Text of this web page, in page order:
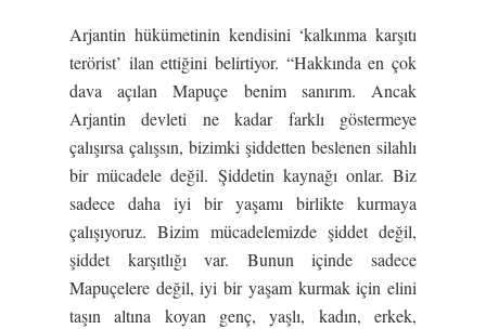
Arjantin hükümetinin kendisini ‘kalkınma karşıtı
terörist’ ilan ettiğini belirtiyor. “Hakkında en çok
dava açılan Mapuçe benim sanırım. Ancak
Arjantin devleti ne kadar farklı göstermeye
çalışırsa çalışsın, bizimki şiddetten beslenen silahlı
bir mücadele değil. Şiddetin kaynağı onlar. Biz
sadece daha iyi bir yaşamı birlikte kurmaya
çalışıyoruz. Bizim mücadelemizde şiddet değil,
şiddet karşıtlığı var. Bunun içinde sadece
Mapuçelere değil, iyi bir yaşam kurmak için elini
taşın altına koyan genç, yaşlı, kadın, erkek,